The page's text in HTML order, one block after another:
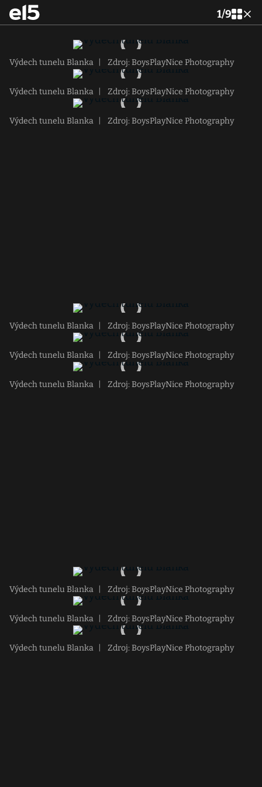
1/9
Výdech tunelu Blanka Zdroj: BoysPlayNice Photography
Výdech tunelu Blanka Zdroj: BoysPlayNice Photography
Výdech tunelu Blanka Zdroj: BoysPlayNice Photography
Výdech tunelu Blanka Zdroj: BoysPlayNice Photography
Výdech tunelu Blanka Zdroj: BoysPlayNice Photography
Výdech tunelu Blanka Zdroj: BoysPlayNice Photography
Výdech tunelu Blanka Zdroj: BoysPlayNice Photography
Výdech tunelu Blanka Zdroj: BoysPlayNice Photography
Výdech tunelu Blanka Zdroj: BoysPlayNice Photography